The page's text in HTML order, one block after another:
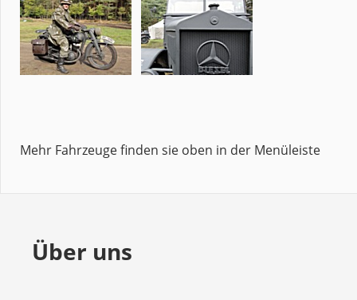
Mehr Fahrzeuge finden sie oben in der Menüleiste
Über uns